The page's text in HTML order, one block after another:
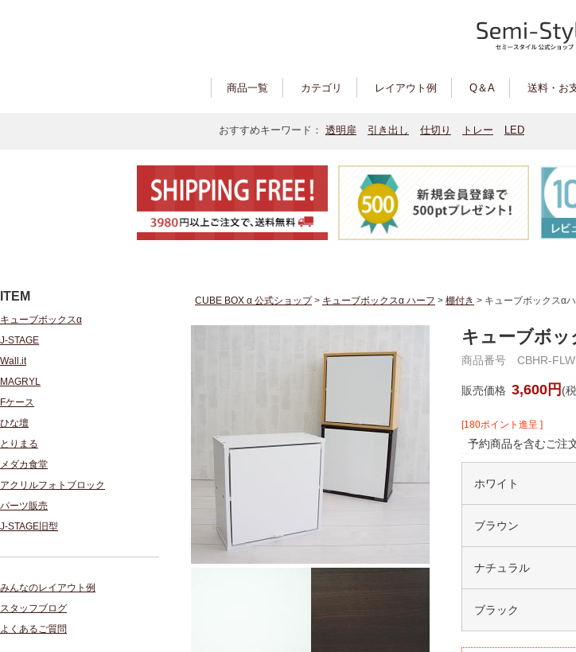
商品一覧 カテゴリ レイアウト例 Q＆A 送料・お
おすすめキーワード： 透明扉 引き出し 仕切り トレー LED
ITEM
キューブボックスα
J-STAGE
Wall.it
MAGRYL
Fケース
ひな壇
とりまる
メダカ食堂
アクリルフォトブロック
パーツ販売
J-STAGE旧型
みんなのレイアウト例
スタッフブログ
よくあるご質問
CUBE BOX α 公式ショップ> キューブボックスα ハーフ > 棚付き > キューブボックス
キューブボ
商品番号 CBHR-FLW
販売価格 3,600円 (
[180ポイント進呈 ]
予約商品を含むご注
ホワイト
ブラウン
ナチュラル
ブラック